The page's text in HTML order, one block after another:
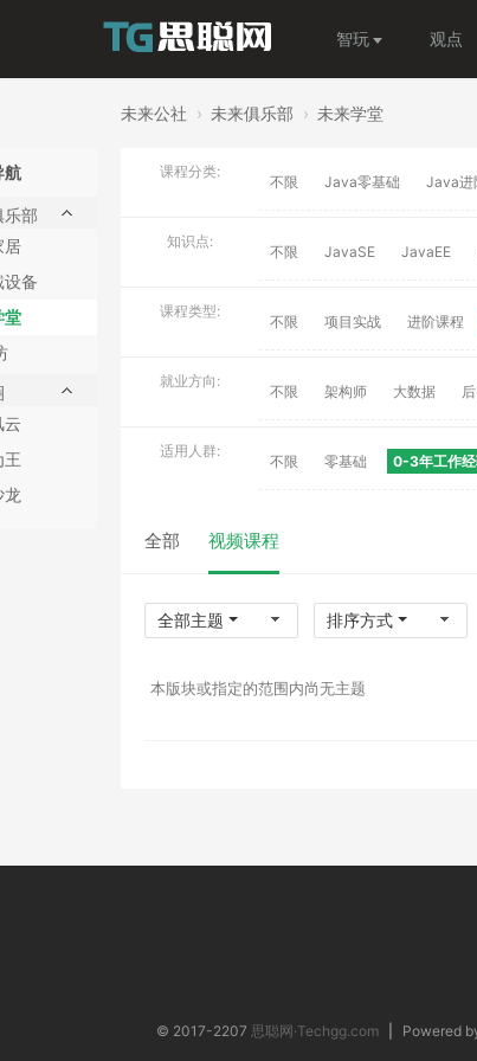
智玩 观点
未来公社 › 未来俱乐部 › 未来学堂
航
乐部
居
设备
堂
云
王
龙
课程分类:
不限 Java零基础 Java进
知识点:
不限 JavaSE JavaEE
课程类型:
不限 项目实战 进阶课程
就业方向:
不限 架构师 大数据
适用人群:
不限 零基础 0-3年工作
全部 视频课程
全部主题 排序方式
本版块或指定的范围内尚无主题
© 2017-2207 思聪网·Techgg.com Powered